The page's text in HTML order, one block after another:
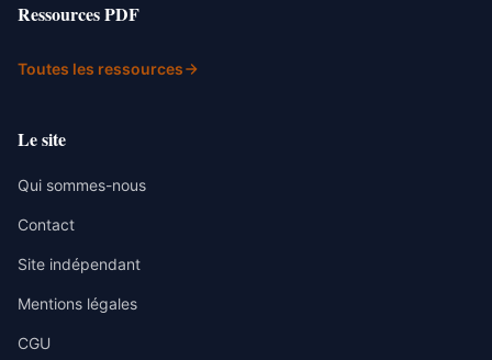
Ressources PDF
Toutes les ressources
Le site
Qui sommes-nous
Contact
Site indépendant
Mentions légales
CGU